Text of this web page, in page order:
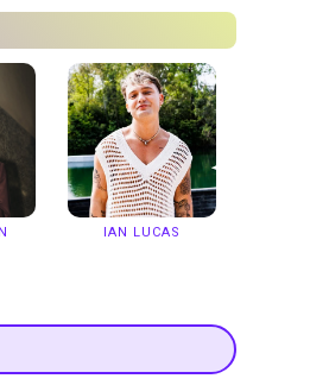
IAN LUCAS